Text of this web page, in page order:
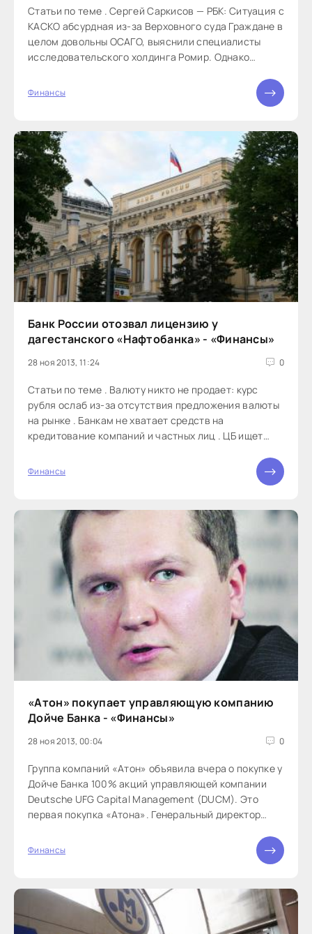
Статьи по теме . Сергей Саркисов — РБК: Ситуация с
КАСКО абсурдная из-за Верховного суда Граждане в
целом довольны ОСАГО, выяснили специалисты
исследовательского холдинга Ромир. Однако
поддерживают: 95% респондентов выступают за
Финансы
Банк России отозвал лицензию у
дагестанского «Нафтобанка» - «Финансы»
28 ноя 2013, 11:24 0
Статьи по теме . Валюту никто не продает: курс
рубля ослаб из-за отсутствия предложения валюты
на рынке . Банкам не хватает средств на
кредитование компаний и частных лиц . ЦБ ищет
осуществление банковских операций у
Финансы
«Атон» покупает управляющую компанию
Дойче Банка - «Финансы»
28 ноя 2013, 00:04 0
Группа компаний «Атон» объявила вчера о покупке у
Дойче Банка 100% акций управляющей компании
Deutsche UFG Capital Management (DUCM). Это
первая покупка «Атона». Генеральный директор
завершения сделки объединенная компания войдет
Финансы